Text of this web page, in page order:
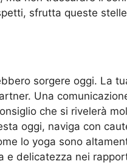
sfrutta queste
sorgere oggi. La
Una
che si rivelerà
oggi, naviga con
lo yoga sono
e delicatezza nei